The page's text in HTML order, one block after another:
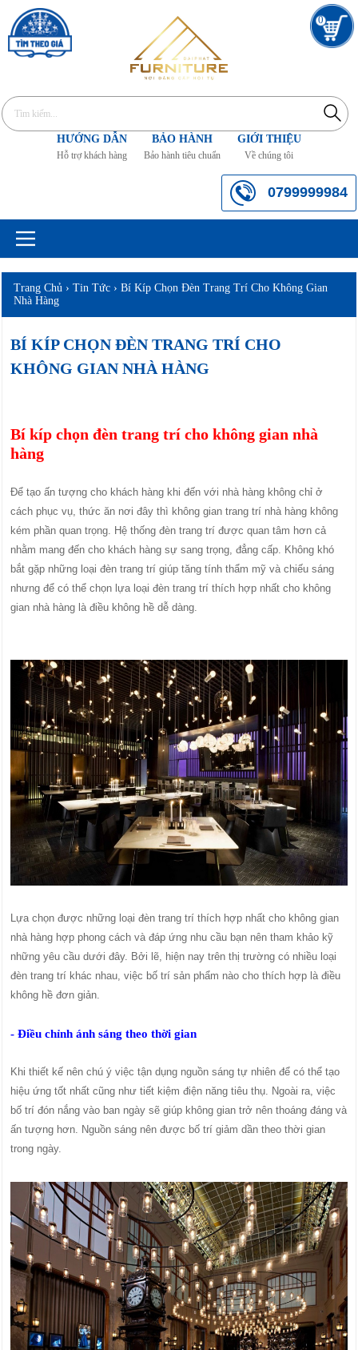
0
HƯỚNG DẪN
Hỗ trợ khách hàng
BẢO HÀNH
Bảo hành tiêu chuẩn
GIỚI THIỆU
Về chúng tôi
0799999984
Trang Chủ ›Tin Tức ›Bí Kíp Chọn Đèn Trang Trí Cho Không Gian
Nhà Hàng
BÍ KÍP CHỌN ĐÈN TRANG TRÍ CHO
KHÔNG GIAN NHÀ HÀNG
Bí kíp chọn đèn trang trí cho không gian nhà
hàng
Để tạo ấn tượng cho khách hàng khi đến với nhà hàng không chỉ ở
cách phục vụ, thức ăn nơi đây thì không gian trang trí nhà hàng không
kém phần quan trọng. Hệ thống đèn trang trí được quan tâm hơn cả
nhằm mang đến cho khách hàng sự sang trọng, đẳng cấp. Không khó
bắt gặp những loại đèn trang trí giúp tăng tính thẩm mỹ và chiếu sáng
nhưng để có thể chọn lựa loại đèn trang trí thích hợp nhất cho không
gian nhà hàng là điều không hề dễ dàng.
Lựa chọn được những loại đèn trang trí thích hợp nhất cho không gian
nhà hàng hợp phong cách và đáp ứng nhu cầu bạn nên tham khảo kỹ
những yêu cầu dưới đây. Bởi lẽ, hiện nay trên thị trường có nhiều loại
đèn trang trí khác nhau, việc bố trí sản phẩm nào cho thích hợp là điều
không hề đơn giản.
- Điều chỉnh ánh sáng theo thời gian
Khi thiết kế nên chú ý việc tận dụng nguồn sáng tự nhiên để có thể tạo
hiệu ứng tốt nhất cũng như tiết kiệm điện năng tiêu thụ. Ngoài ra, việc
bố trí đón nắng vào ban ngày sẽ giúp không gian trở nên thoáng đáng và
ấn tượng hơn. Nguồn sáng nên được bố trí giảm dần theo thời gian
trong ngày.